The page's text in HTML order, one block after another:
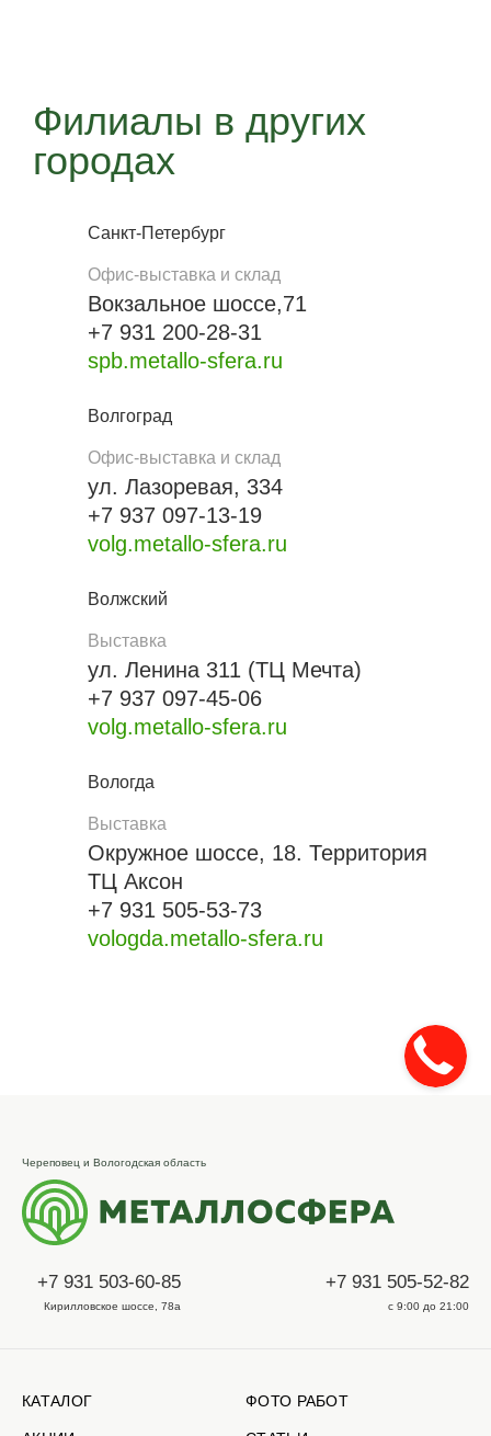
Филиалы в других
городах
Санкт-Петербург
Офис-выставка и склад
Вокзальное шоссе,71
+7 931 200-28-31
spb.metallo-sfera.ru
Волгоград
Офис-выставка и склад
ул. Лазоревая, 334
+7 937 097-13-19
volg.metallo-sfera.ru
Волжский
Выставка
ул. Ленина 311 (ТЦ Мечта)
+7 937 097-45-06
volg.metallo-sfera.ru
Вологда
Выставка
Окружное шоссе, 18. Территория
ТЦ Аксон
+7 931 505-53-73
vologda.metallo-sfera.ru
Череповец и Вологодская область
+7 931 503-60-85
Кирилловское шоссе, 78а
+7 931 505-52-82
с 9:00 до 21:00
КАТАЛОГ ФОТО РАБОТ